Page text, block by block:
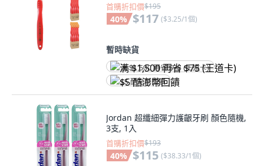
首購折扣價$195
40% $117 ($3.25/1個)
暫時缺貨
满 $1,500 再省 $75 (王道卡)
$5 酷澎幣回饋
Jordan 超纖細彈力護齦牙刷 顏色隨機,
3支, 1入
首購折扣價$193
40% $115 ($38.33/1個)